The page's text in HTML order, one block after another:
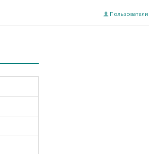
Пользователи